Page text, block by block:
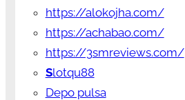
https://alokojha.com/
https://achabao.com/
https://3smreviews.com/
Slotqu88
Depo pulsa